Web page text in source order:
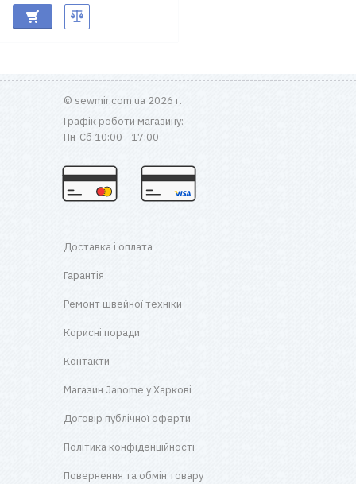
© sewmir.com.ua 2026 г.
Графік роботи магазину:
Пн-Сб 10:00 - 17:00
Доставка і оплата
Гарантія
Ремонт швейної техніки
Корисні поради
Контакти
Магазин Janome у Харкові
Договір публічної оферти
Політика конфіденційності
Повернення та обмін товару